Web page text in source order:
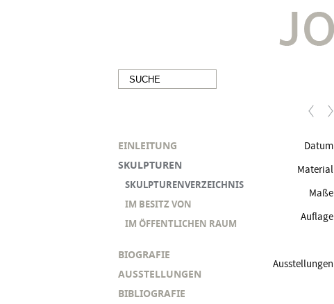
EINLEITUNG
SKULPTUREN
SKULPTURENVERZEICHNIS
IM BESITZ VON
IM ÖFFENTLICHEN RAUM
BIOGRAFIE
AUSSTELLUNGEN
BIBLIOGRAFIE
Datum
Material
Maße
Auflage
Ausstellungen